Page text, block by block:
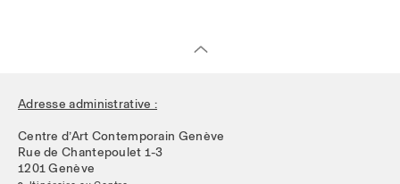
Adresse administrative :
Centre d’Art Contemporain Genève
Rue de Chantepoulet 1-3
1201 Genève